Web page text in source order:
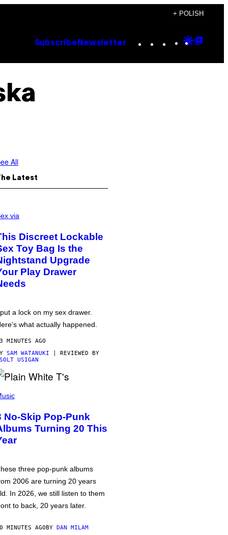
+ POLISH
Subscribe Newsletter Instagram
TikTok
YouTube
Google
All
Latest
via
Discreet Lockable
Toy Bag Is the
Upgrade
Play Drawer
a lock on my sex drawer.
what actually happened.
MINUTES AGO
SAM WATANUKI | REVIEWED BY
USIGAN
No-Skip Pop-Punk
Turning 20 This
three pop-punk albums
2006 are turning 20 years
In 2026, we still listen to them
to back, 20 years later.
MINUTES AGOBY DAN MILAM